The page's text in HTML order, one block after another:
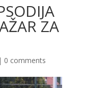
ZA
| 0 comments